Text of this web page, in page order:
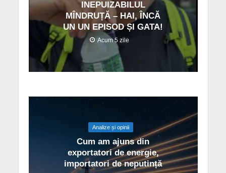
INEPUIZABILUL
MÎNDRUȚĂ – HAI, ÎNCĂ
UN UN EPISOD ȘI GATA!
Acum 5 zile
Analize și opinii
Cum am ajuns din
exportatori de energie,
importatori de neputință